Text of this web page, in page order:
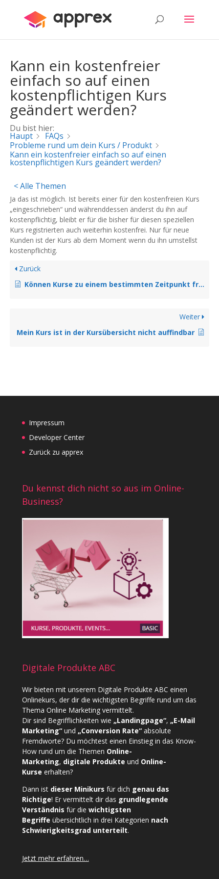
Kann ein kostenfreier
einfach so auf einen
kostenpflichtigen Kurs
geändert werden?
Du bist hier:
Haupt
FAQs
Probleme rund um dein Kurs / Produkt
Kann ein kostenfreier einfach so auf einen
kostenpflichtigen Kurs geändert werden?
< Alle Themen
Ja das ist möglich. Ist bereits einer für den kostenfreien Kurs
„eingeschrieben“ und währenddessen änderst du ihn auf
kostenpflichtig, bleibt er für die bisher für diesen speziellen
Kurs registrierten auch weiterhin kostenfrei. Nur für neue
Kunden ist der Kurs ab dem Moment wenn du ihn umstellst
kostenpflichtig.
Zurück
Können Kurse zu einem bestimmten Zeitpunkt freigeschaltet werden?
Weiter
Mein Kurs ist in der Kursübersicht nicht auffindbar
Impressum
Developer Center
Zurück zu apprex
Du kennst dich nicht so aus im Online-
Business?
Digitale Produkte ABC
Wir bieten mit unserem Digitale Produkte ABC einen
Onlinekurs, der dir die wichtigsten Begriffe rund um das
Thema Online Marketing vermittelt.
Dir sind Begrifflichkeiten wie „Landingpage“, „E-Mail
Marketing“und „Conversion Rate“absolute
Fremdworte? Du möchtest einen Einstieg in das Know-
How rund um die Themen Online-
Marketing, digitale Produkte und Online-
Kurse erhalten?
Dann ist dieser Minikurs für dich genau das
Richtige! Er vermittelt dir das grundlegende
Verständnis für die wichtigsten
Begriffe übersichtlich in drei Kategorien nach
Schwierigkeitsgrad unterteilt.
Jetzt mehr erfahren…